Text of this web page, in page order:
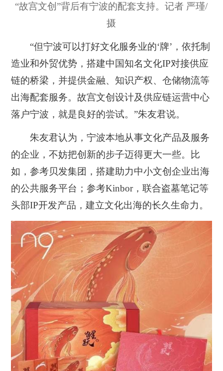
“故宫文创”背后有宁波的配套支持。记者 严瑾/
摄
“但宁波可以打好文化服务业的‘牌’，依托制
造业和外贸优势，搭建中国知名文化IP对接供应
链的桥梁，并提供金融、知识产权、仓储物流等
出海配套服务。故宫文创设计及供应链运营中心
落户宁波，就是良好的尝试。”朱友君说。
朱友君认为，宁波本地从事文化产品及服务
的企业，不妨把创新的步子迈得更大一些。比
如，参考贝发集团，搭建助力中小文创企业出海
的公共服务平台；参考Kinbor，联合盗墓笔记等
头部IP开发产品，建立文化出海的长久生命力。